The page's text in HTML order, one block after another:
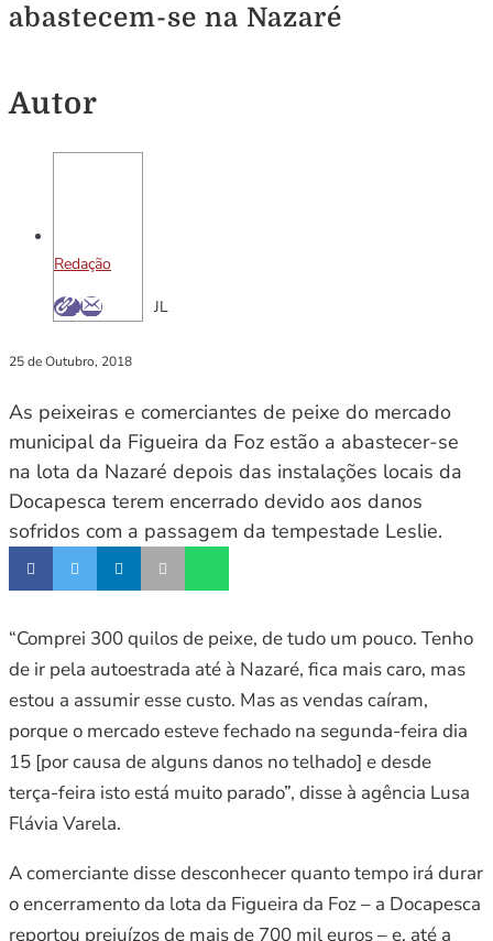
abastecem-se na Nazaré
Autor
Redação
JL
25 de Outubro, 2018
As peixeiras e comerciantes de peixe do mercado
municipal da Figueira da Foz estão a abastecer-se
na lota da Nazaré depois das instalações locais da
Docapesca terem encerrado devido aos danos
sofridos com a passagem da tempestade Leslie.
“Comprei 300 quilos de peixe, de tudo um pouco. Tenho
de ir pela autoestrada até à Nazaré, fica mais caro, mas
estou a assumir esse custo. Mas as vendas caíram,
porque o mercado esteve fechado na segunda-feira dia
15 [por causa de alguns danos no telhado] e desde
terça-feira isto está muito parado”, disse à agência Lusa
Flávia Varela.
A comerciante disse desconhecer quanto tempo irá durar
o encerramento da lota da Figueira da Foz – a Docapesca
reportou prejuízos de mais de 700 mil euros – e, até a